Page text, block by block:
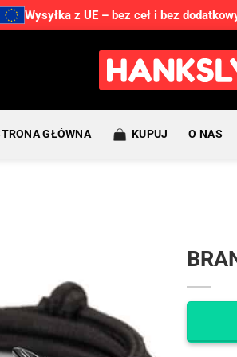
Wysyłka z UE – bez ceł i bez
GŁÓWNA KUPUJ O NAS